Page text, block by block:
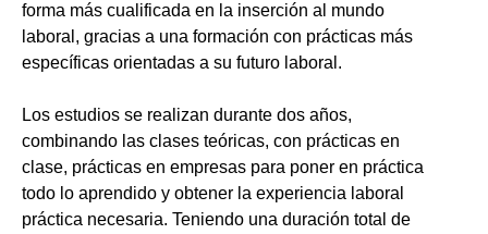
forma más cualificada en la inserción al mundo
laboral, gracias a una formación con prácticas más
específicas orientadas a su futuro laboral.
Los estudios se realizan durante dos años,
combinando las clases teóricas, con prácticas en
clase, prácticas en empresas para poner en práctica
todo lo aprendido y obtener la experiencia laboral
práctica necesaria. Teniendo una duración total de